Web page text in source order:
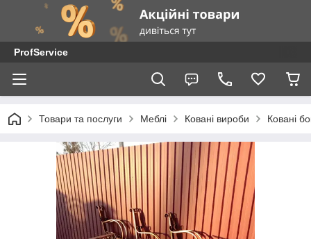
ProfService
Товари та послуги Меблі Ковані вироби Ковані